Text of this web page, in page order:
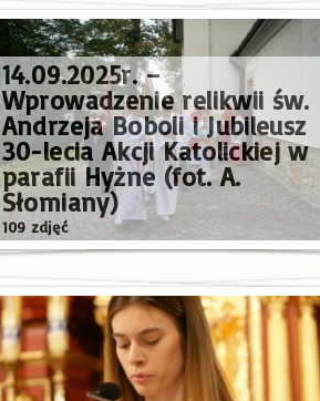
14.09.2025r. –
Wprowadzenie relikwii św.
Andrzeja Boboli i Jubileusz
30-lecia Akcji Katolickiej w
parafii Hyżne (fot. A.
Słomiany)
109 zdjęć